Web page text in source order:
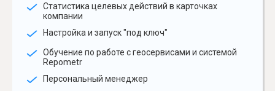
Статистика целевых действий в карточках
компании
Настройка и запуск "под ключ"
Обучение по работе с геосервисами и системой
Repometr
Персональный менеджер